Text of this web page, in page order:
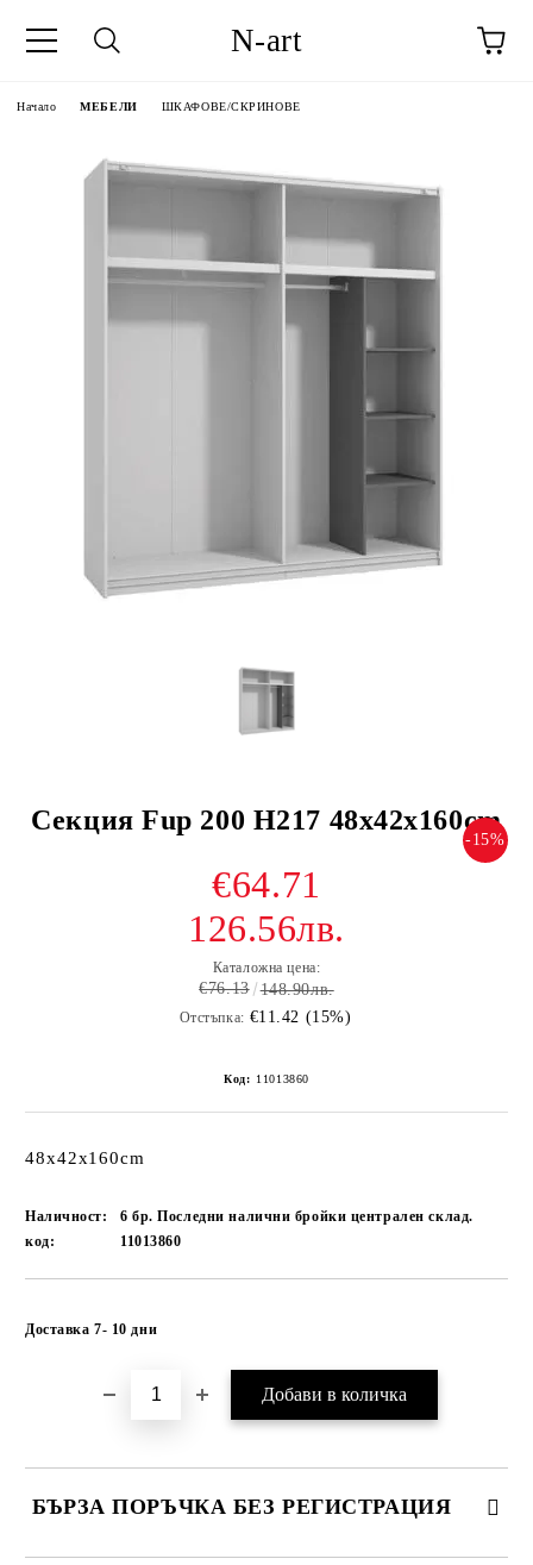
N-art
Начало МЕБЕЛИ ШКАФОВЕ/СКРИНОВЕ
Секция Fup 200 H217 48x42x160cm
-15%
€64.71
126.56лв.
Каталожна цена:
€76.13 148.90лв.
Отстъпка: €11.42 (15%)
Код: 11013860
48x42x160cm
Наличност:
6 бр. Последни налични бройки централен склад.
код:
11013860
Доставка 7- 10 дни
БЪРЗА ПОРЪЧКА БЕЗ РЕГИСТРАЦИЯ